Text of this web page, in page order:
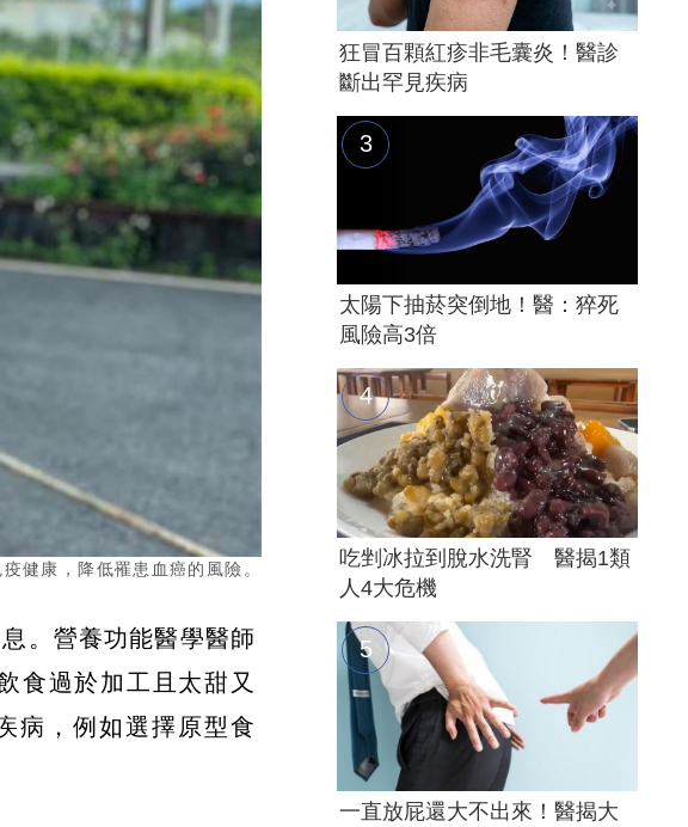
健康，降低罹患血癌的風險。
。營養功能醫學醫師
食過於加工且太甜又
病，例如選擇原型食
狂冒百顆紅疹非毛囊炎！醫診
斷出罕見疾病
太陽下抽菸突倒地！醫：猝死
風險高3倍
吃剉冰拉到脫水洗腎 醫揭1類
人4大危機
一直放屁還大不出來！醫揭大